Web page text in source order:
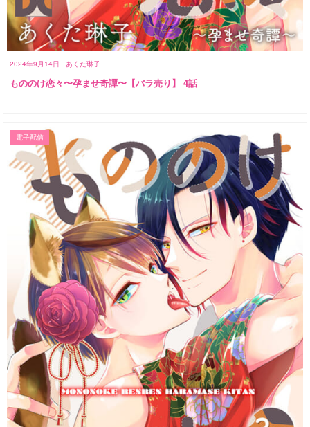
2024年9月14日 あくた琳子
もののけ恋々〜孕ませ奇譚〜【バラ売り】 4話
電子配信